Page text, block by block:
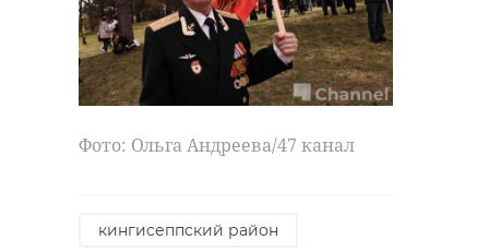
Фото: Ольга Андреева/47 канал
кингисеппский район